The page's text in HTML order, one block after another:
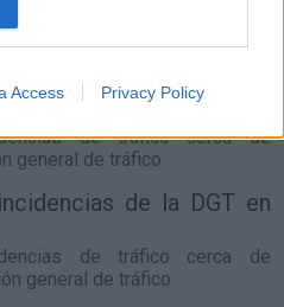
Access Privacy Policy
de la DGT en
de tráfico cerca de
general de tráfico
de la DGT en
de tráfico cerca de
general de tráfico